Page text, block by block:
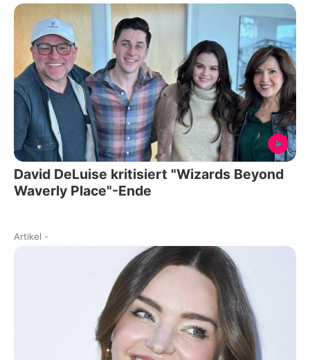
David DeLuise kritisiert "Wizards Beyond
Waverly Place"-Ende
Artikel -